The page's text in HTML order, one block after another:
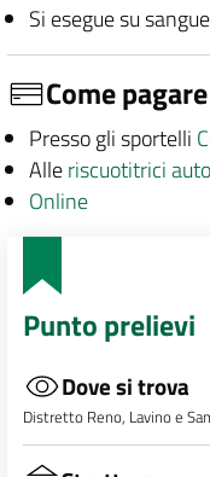
Si esegue su
Come
Presso gli sportelli
Alleriscuotitrici
Online
Punto prelievi
Dove si trova
Distretto Reno, Lavino e